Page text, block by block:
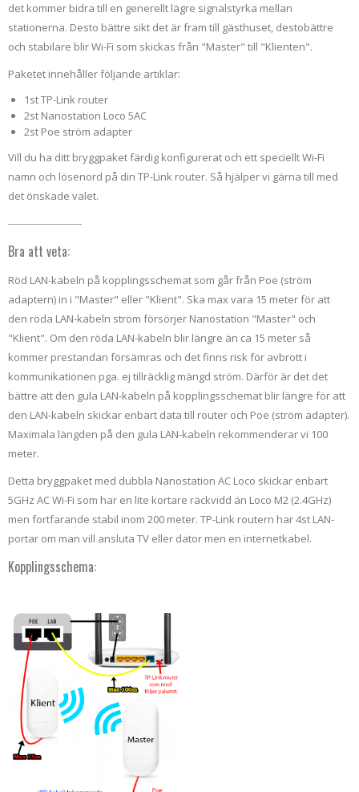
det kommer bidra till en generellt lägre signalstyrka mellan
stationerna. Desto bättre sikt det är fram till gästhuset, destobättre
och stabilare blir Wi-Fi som skickas från "Master" till "Klienten".
Paketet innehåller följande artiklar:
1st TP-Link router
2st Nanostation Loco 5AC
2st Poe ström adapter
Vill du ha ditt bryggpaket färdig konfigurerat och ett speciellt Wi-Fi
namn och lösenord på din TP-Link router. Så hjälper vi gärna till med
det önskade valet.
-----------------------
Bra att veta:
Röd LAN-kabeln på kopplingsschemat som går från Poe (ström
adaptern) in i "Master" eller "Klient". Ska max vara 15 meter för att
den röda LAN-kabeln ström försörjer Nanostation "Master" och
"Klient". Om den röda LAN-kabeln blir längre än ca 15 meter så
kommer prestandan försämras och det finns risk för avbrott i
kommunikationen pga. ej tillräcklig mängd ström. Därför är det det
bättre att den gula LAN-kabeln på kopplingsschemat blir längre för att
den LAN-kabeln skickar enbart data till router och Poe (ström adapter).
Maximala längden på den gula LAN-kabeln rekommenderar vi 100
meter.
Detta bryggpaket med dubbla Nanostation AC Loco skickar enbart
5GHz AC Wi-Fi som har en lite kortare räckvidd än Loco M2 (2.4GHz)
men fortfarande stabil inom 200 meter. TP-Link routern har 4st LAN-
portar om man vill ansluta TV eller dator men en internetkabel.
Kopplingsschema: